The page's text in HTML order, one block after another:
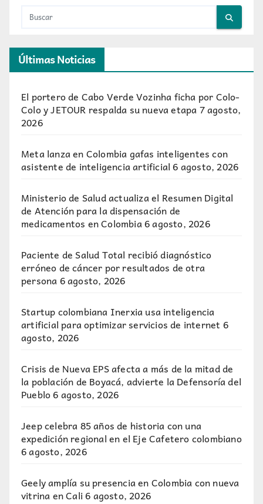
Últimas Noticias
El portero de Cabo Verde Vozinha ficha por Colo-
Colo y JETOUR respalda su nueva etapa7 agosto,
2026
Meta lanza en Colombia gafas inteligentes con
asistente de inteligencia artificial 6 agosto, 2026
Ministerio de Salud actualiza el Resumen Digital
de Atención para la dispensación de
medicamentos en Colombia6 agosto, 2026
Paciente de Salud Total recibió diagnóstico
erróneo de cáncer por resultados de otra
persona6 agosto, 2026
Startup colombiana Inerxia usa inteligencia
artificial para optimizar servicios de internet 6
agosto, 2026
Crisis de Nueva EPS afecta a más de la mitad de
la población de Boyacá, advierte la Defensoría del
Pueblo6 agosto, 2026
Jeep celebra 85 años de historia con una
expedición regional en el Eje Cafetero colombiano
6 agosto, 2026
Geely amplía su presencia en Colombia con nueva
vitrina en Cali 6 agosto, 2026